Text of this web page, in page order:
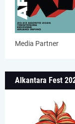
Media Partner
Alkantara Fest